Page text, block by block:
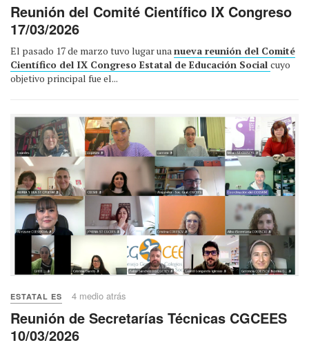
Reunión del Comité Científico IX Congreso
17/03/2026
El pasado 17 de marzo tuvo lugar una nueva reunión del Comité
Científico del IX Congreso Estatal de Educación Social cuyo
objetivo principal fue el...
ESTATAL ES 4 medio atrás
Reunión de Secretarías Técnicas CGCEES
10/03/2026